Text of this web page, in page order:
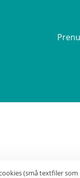
(små textfiler